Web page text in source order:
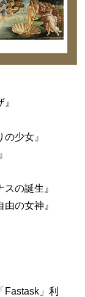
少女』
の誕生』
の女神』
Fastask」利